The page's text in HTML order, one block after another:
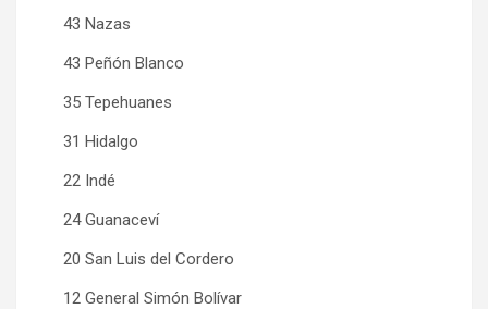
43 Nazas
43 Peñón Blanco
35 Tepehuanes
31 Hidalgo
22 Indé
24 Guanaceví
20 San Luis del Cordero
12 General Simón Bolívar